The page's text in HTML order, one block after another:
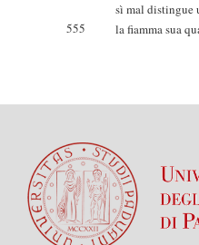
sì mal distingue
555
la fiamma sua